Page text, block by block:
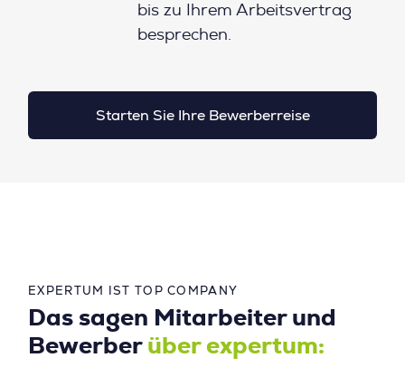
bis zu Ihrem Arbeitsvertrag
besprechen.
Starten Sie Ihre Bewerberreise
EXPERTUM IST TOP COMPANY
Das sagen Mitarbeiter und
Bewerber über expertum: